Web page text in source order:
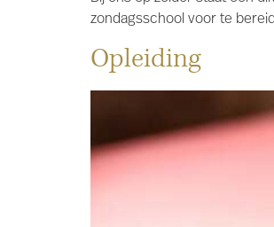
zondagsschool voor te
Opleiding